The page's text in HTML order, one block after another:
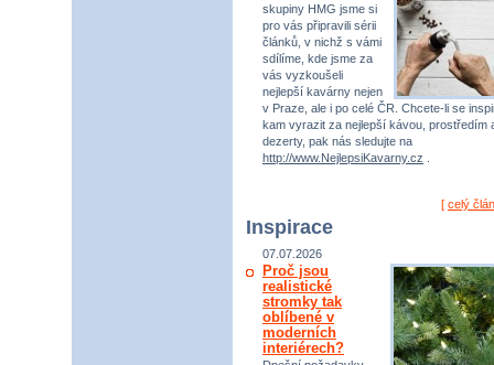
skupiny HMG jsme si
pro vás připravili sérii
článků, v nichž s vámi
sdílíme, kde jsme za
vás vyzkoušeli
nejlepší kavárny nejen
v Praze, ale i po celé ČR. Chcete-li se
kam vyrazit za nejlepší kávou, prostředím
dezerty, pak nás sledujte na
http://www.NejlepsiKavarny.cz
[ celý
Inspirace
07.07.2026
Proč jsou
realistické
stromky tak
oblíbené v
moderních
interiérech?